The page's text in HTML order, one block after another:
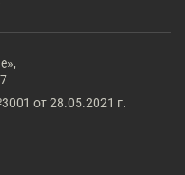
от 28.05.2021 г.